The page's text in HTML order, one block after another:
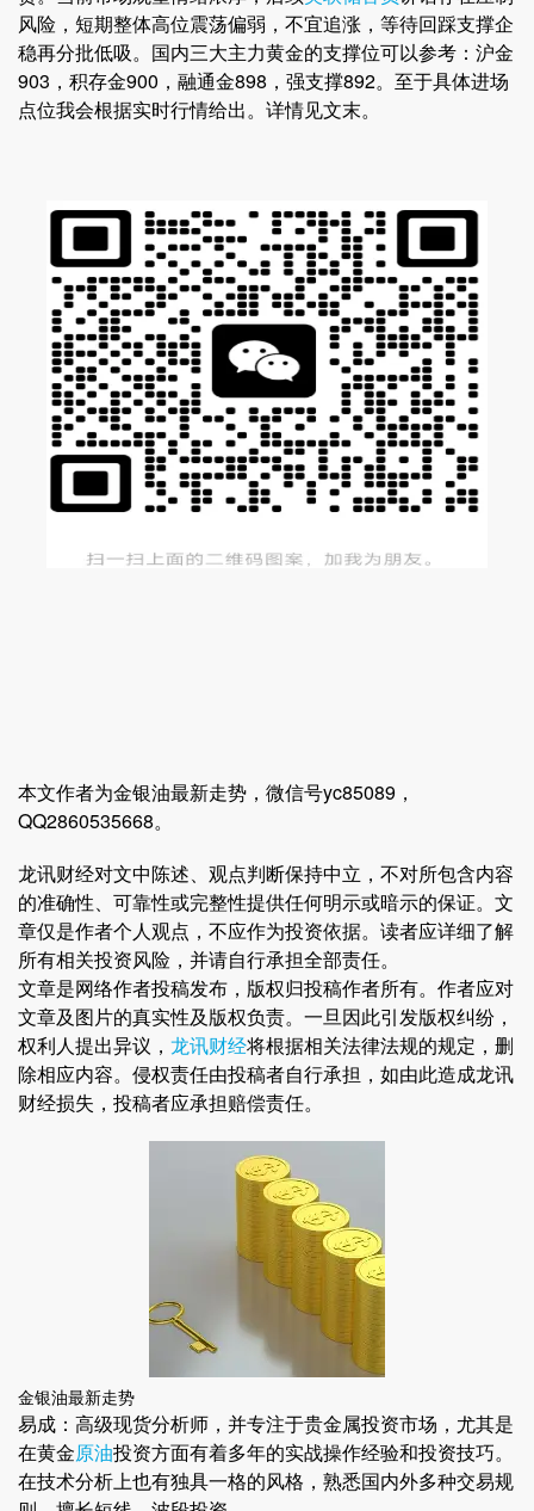
风险，短期整体高位震荡偏弱，不宜追涨，等待回踩支撑企
稳再分批低吸。国内三大主力黄金的支撑位可以参考：沪金
903，积存金900，融通金898，强支撑892。至于具体进场
点位我会根据实时行情给出。详情见文末。
本文作者为金银油最新走势，微信号yc85089，
QQ2860535668。
龙讯财经对文中陈述、观点判断保持中立，不对所包含内容
的准确性、可靠性或完整性提供任何明示或暗示的保证。文
章仅是作者个人观点，不应作为投资依据。读者应详细了解
所有相关投资风险，并请自行承担全部责任。
文章是网络作者投稿发布，版权归投稿作者所有。作者应对
文章及图片的真实性及版权负责。一旦因此引发版权纠纷，
权利人提出异议， 龙讯财经将根据相关法律法规的规定，删
除相应内容。侵权责任由投稿者自行承担，如由此造成龙讯
财经损失，投稿者应承担赔偿责任。
金银油最新走势
易成：高级现货分析师，并专注于贵金属投资市场，尤其是
在黄金原油投资方面有着多年的实战操作经验和投资技巧。
在技术分析上也有独具一格的风格，熟悉国内外多种交易规